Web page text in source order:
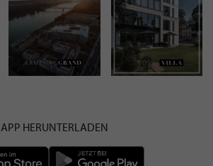
APP HERUNTERLADEN